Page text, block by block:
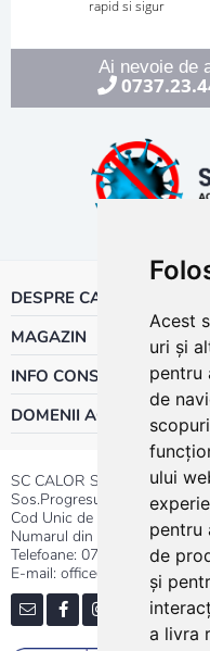
Acest
uri și
pentru
de
ului
pentru
de
și
a livra
rapid si sigur
Ai nevoie de
DESPRE CALOR
MAGAZIN
INFO CONSUMATOR
DOMENII ACTIVITATE
SC CALOR SRL
Sos.Progresului nr.30-40,
Cod Unic de Inregistrare: RO
Numarul din Registrul
Telefoane: 0737.23.44.44|
E-mail: office@calor.ro